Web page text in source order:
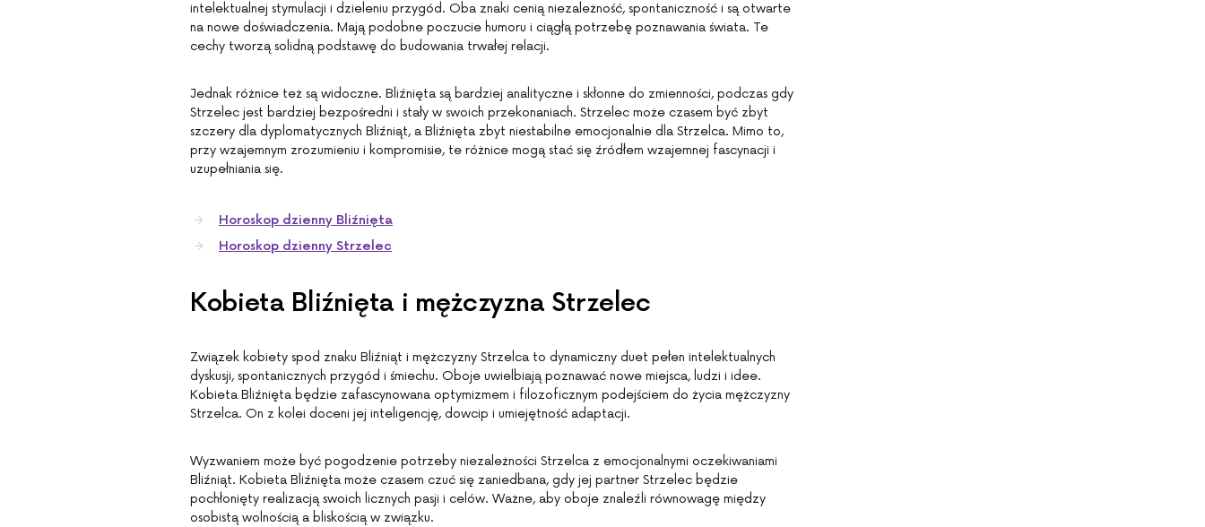
intelektualnej stymulacji i dzieleniu przygód. Oba znaki cenią niezależność, spontaniczność i są otwarte
na nowe doświadczenia. Mają podobne poczucie humoru i ciągłą potrzebę poznawania świata. Te
cechy tworzą solidną podstawę do budowania trwałej relacji.
Jednak różnice też są widoczne. Bliźnięta są bardziej analityczne i skłonne do zmienności, podczas gdy
Strzelec jest bardziej bezpośredni i stały w swoich przekonaniach. Strzelec może czasem być zbyt
szczery dla dyplomatycznych Bliźniąt, a Bliźnięta zbyt niestabilne emocjonalnie dla Strzelca. Mimo to,
przy wzajemnym zrozumieniu i kompromisie, te różnice mogą stać się źródłem wzajemnej fascynacji i
uzupełniania się.
Horoskop dzienny Bliźnięta
Horoskop dzienny Strzelec
Kobieta Bliźnięta i mężczyzna Strzelec
Związek kobiety spod znaku Bliźniąt i mężczyzny Strzelca to dynamiczny duet pełen intelektualnych
dyskusji, spontanicznych przygód i śmiechu. Oboje uwielbiają poznawać nowe miejsca, ludzi i idee.
Kobieta Bliźnięta będzie zafascynowana optymizmem i filozoficznym podejściem do życia mężczyzny
Strzelca. On z kolei doceni jej inteligencję, dowcip i umiejętność adaptacji.
Wyzwaniem może być pogodzenie potrzeby niezależności Strzelca z emocjonalnymi oczekiwaniami
Bliźniąt. Kobieta Bliźnięta może czasem czuć się zaniedbana, gdy jej partner Strzelec będzie
pochłonięty realizacją swoich licznych pasji i celów. Ważne, aby oboje znaleźli równowagę między
osobistą wolnością a bliskością w związku.